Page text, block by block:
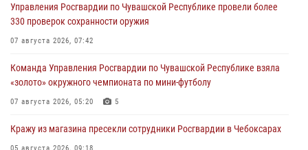
Управления Росгвардии по Чувашской Республике провели более
330 проверок сохранности оружия
07 августа 2026, 07:42
Команда Управления Росгвардии по Чувашской Республике взяла
«золото» окружного чемпионата по мини-футболу
07 августа 2026, 05:20 5
Кражу из магазина пресекли сотрудники Росгвардии в Чебоксарах
05 августа 2026, 09:18